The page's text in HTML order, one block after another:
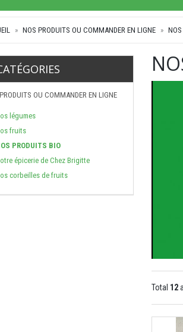
NOS PRODUITS OU COMMANDER EN LIGNE
OU COMMANDER EN LIGNE
légumes
fruits
PRODUITS BIO
épicerie de Chez Brigitte
corbeilles de fruits
Total 12